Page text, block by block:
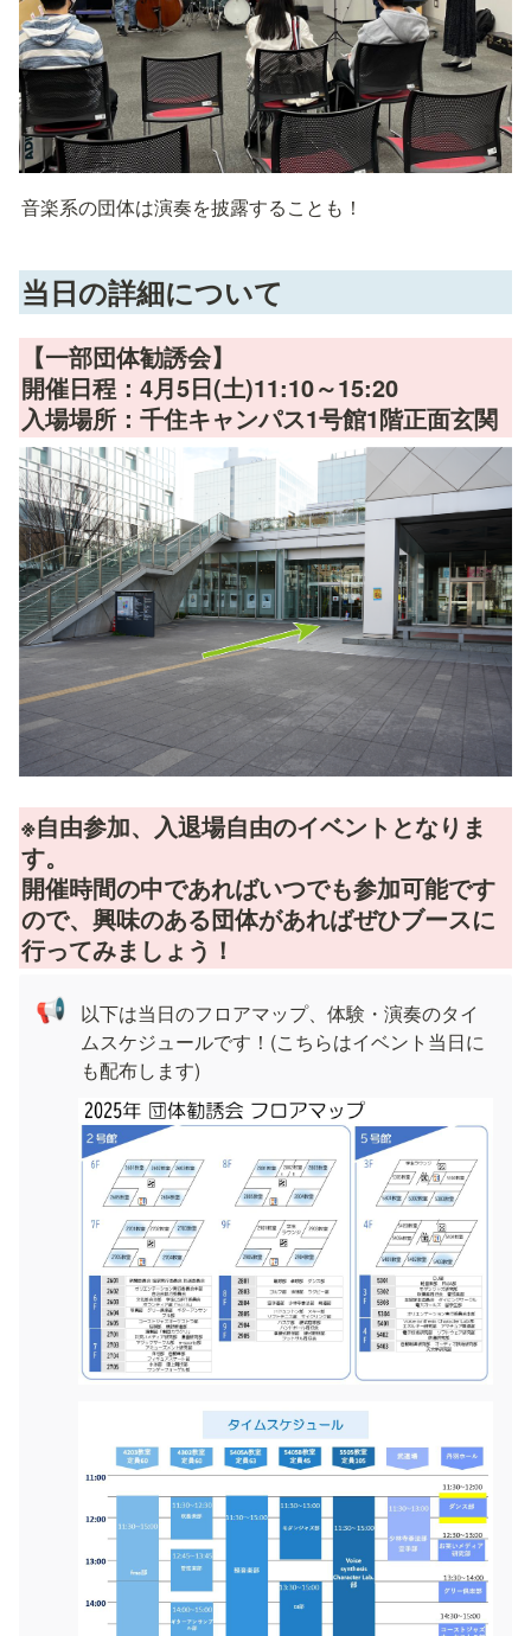
音楽系の団体は演奏を披露することも！
当日の詳細について
【一部団体勧誘会】
開催日程：4月5日(土)11:10～15:20
入場場所：千住キャンパス1号館1階正面玄関
※自由参加、入退場自由のイベントとなりま
す。
開催時間の中であればいつでも参加可能です
ので、興味のある団体があればぜひブースに
行ってみましょう！
📢
以下は当日のフロアマップ、体験・演奏のタイ
ムスケジュールです！(こちらはイベント当日に
も配布します)